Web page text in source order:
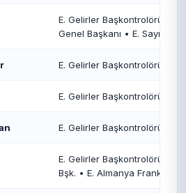
E. Gelirler Başkontrolörü •
Genel Başkanı • E. Sayıştay
E. Gelirler Başkontrolörü
E. Gelirler Başkontrolörü
E. Gelirler Başkontrolörü •
E. Gelirler Başkontrolörü •
Bşk. • E. Almanya Frankfurt